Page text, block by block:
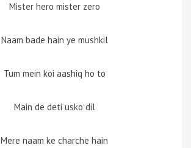
Mister hero mister zero
Naam bade hain ye mushkil
Tum mein koi aashiq ho to
Main de deti usko dil
Mere naam ke charche hain